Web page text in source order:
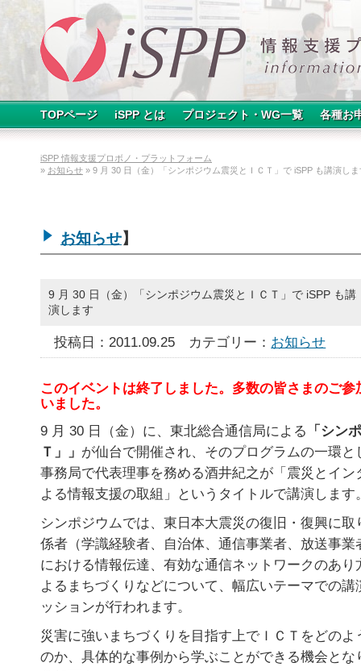
TOPページ iSPP とは プロジェクト・WG一覧 各種お
iSPP 情報支援プロボノ・プラットフォーム
» お知らせ » 9 月 30 日（金）「シンポジウム震災とＩＣＴ」で iSPP も講演しま
お知らせ】
9 月 30 日（金）「シンポジウム震災とＩＣＴ」で iSPP も講
演します
投稿日：2011.09.25 カテゴリー： お知らせ
このイベントは終了しました。多数の皆さまのご
いました。
9 月 30 日（金）に、東北総合通信局による
「シン
Ｔ」」 が仙台で開催され、そのプログラムの一環と
事務局で代表理事を務める酒井紀之が「震災とイン
よる情報支援の取組」というタイトルで講演します
シンポジウムでは、東日本大震災の復旧・復興に
係者（学識経験者、自治体、通信事業者、放送事業
における情報伝達、有効な通信ネットワークのあり
よるまちづくりなどについて、幅広いテーマでの
ッションが行われます。
災害に強いまちづくりを目指す上でＩＣＴをどのよ
のか、具体的な事例から学ぶことができる機会とな